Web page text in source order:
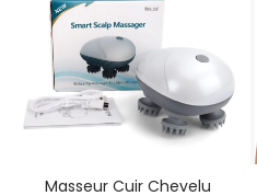
Masseur Cuir Chevelu